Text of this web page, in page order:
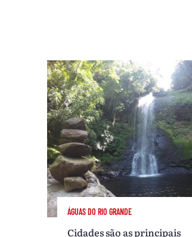
ÁGUAS DO RIO GRANDE
Cidades são as principais